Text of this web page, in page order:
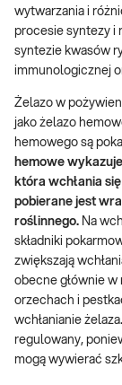
wytwarzania i
procesie syntezy i
syntezie kwasów
immunologicznej
Żelazo w
jako żelazo
hemowego są
hemowe
która wchłania
pobierane jest
roślinnego. Na
składniki
zwiększają
obecne głównie
orzechach i
wchłanianie
regulowany,
mogą wywierać